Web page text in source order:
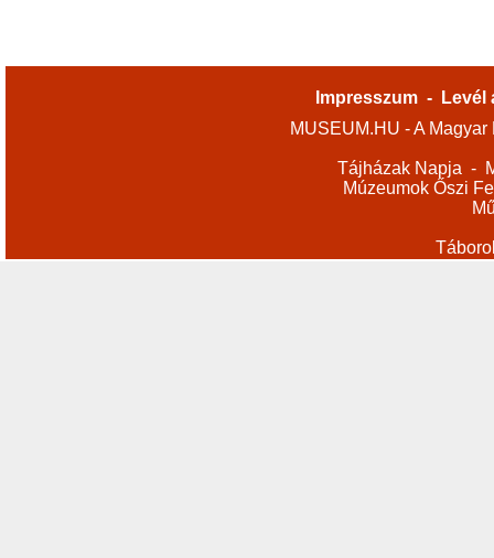
Impresszum -
Levél
MUSEUM.HU - A
Tájházak Napja -
Múzeumok Őszi